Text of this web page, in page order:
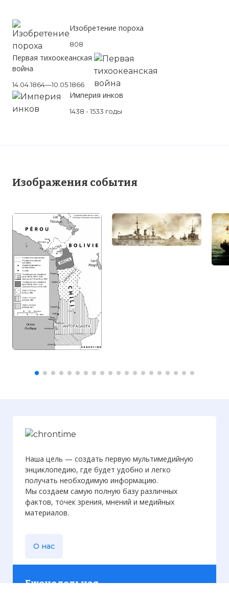
Изобретение пороха
808
Первая тихоокеанская
война
14.04.1864—10.05.1866
Империя инков
1438 - 1533 годы
Изображения события
Наша цель — создать первую мультимедийную
энциклопедию, где будет удобно и легко
получать необходимую информацию.
Мы создаем самую полную базу различных
фактов, точек зрения, мнений и медийных
материалов.
О нас
Еженедельная